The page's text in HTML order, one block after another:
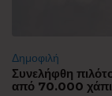
Δημοφιλή
Συνελήφθη
από 70.000